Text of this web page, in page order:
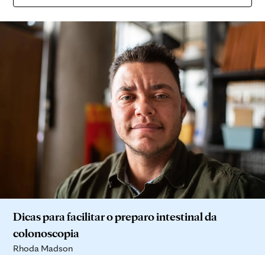
Dicas para facilitar o preparo intestinal da
colonoscopia
Rhoda Madson